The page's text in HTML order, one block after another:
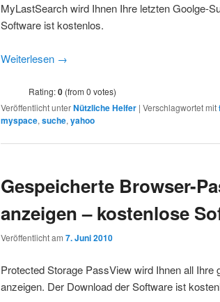
MyLastSearch wird Ihnen Ihre letzten Goolge-
Software ist kostenlos.
Weiterlesen →
Rating:0 (from 0 votes)
Veröffentlicht unterNützliche Helfer | Verschlagwortet mit
myspace, suche, yahoo
Gespeicherte Browser-
anzeigen – kostenlose
Veröffentlicht am 7. Juni 2010
Protected Storage PassView wird Ihnen all
anzeigen. Der Download der Software ist